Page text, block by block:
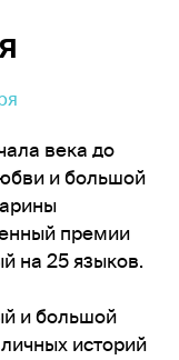
века до
и большой
премии
на 25 языков.
и большой
историй